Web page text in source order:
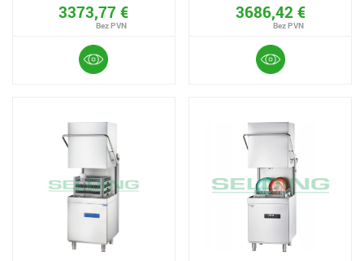
3373,77 € 3686,42 €